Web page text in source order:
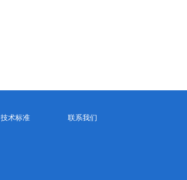
技术标准 联系我们